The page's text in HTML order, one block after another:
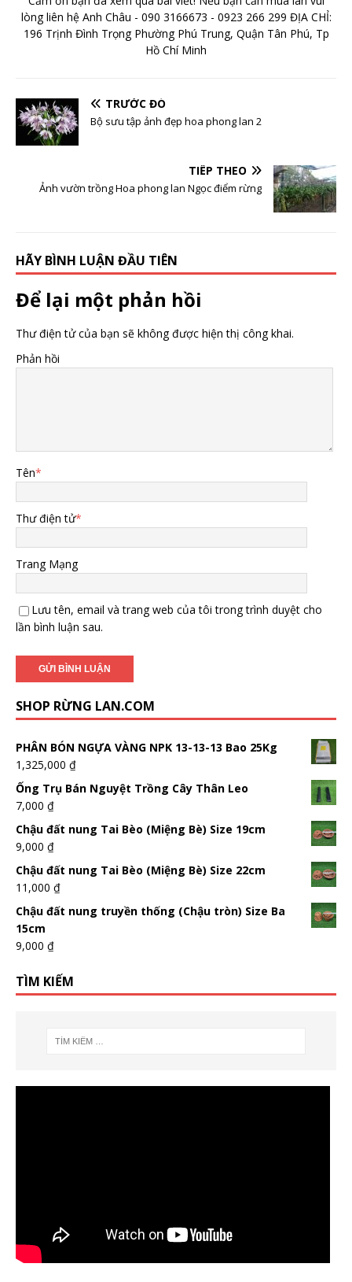
lòng liên hệ Anh Châu - 090 3166673 - 0923 266 299 ĐỊA CHỈ:
196 Trịnh Đình Trọng Phường Phú Trung, Quận Tân Phú, Tp
Hồ Chí Minh
TRƯỚC ĐÓ
Bộ sưu tập ảnh đẹp hoa phong lan 2
TIẾP THEO
Ảnh vườn trồng Hoa phong lan Ngọc điểm rừng
HÃY BÌNH LUẬN ĐẦU TIÊN
Để lại một phản hồi
Thư điện tử của bạn sẽ không được hiện thị công khai.
Phản hồi
Tên*
Thư điện tử*
Trang Mạng
Lưu tên, email và trang web của tôi trong trình duyệt cho
lần bình luận sau.
SHOP RỪNG LAN.COM
PHÂN BÓN NGỰA VÀNG NPK 13-13-13 Bao 25Kg
1,325,000 ₫
Ống Trụ Bán Nguyệt Trồng Cây Thân Leo
7,000 ₫
Chậu đất nung Tai Bèo (Miệng Bè) Size 19cm
9,000 ₫
Chậu đất nung Tai Bèo (Miệng Bè) Size 22cm
11,000 ₫
Chậu đất nung truyền thống (Chậu tròn) Size Ba
15cm
9,000 ₫
TÌM KIẾM